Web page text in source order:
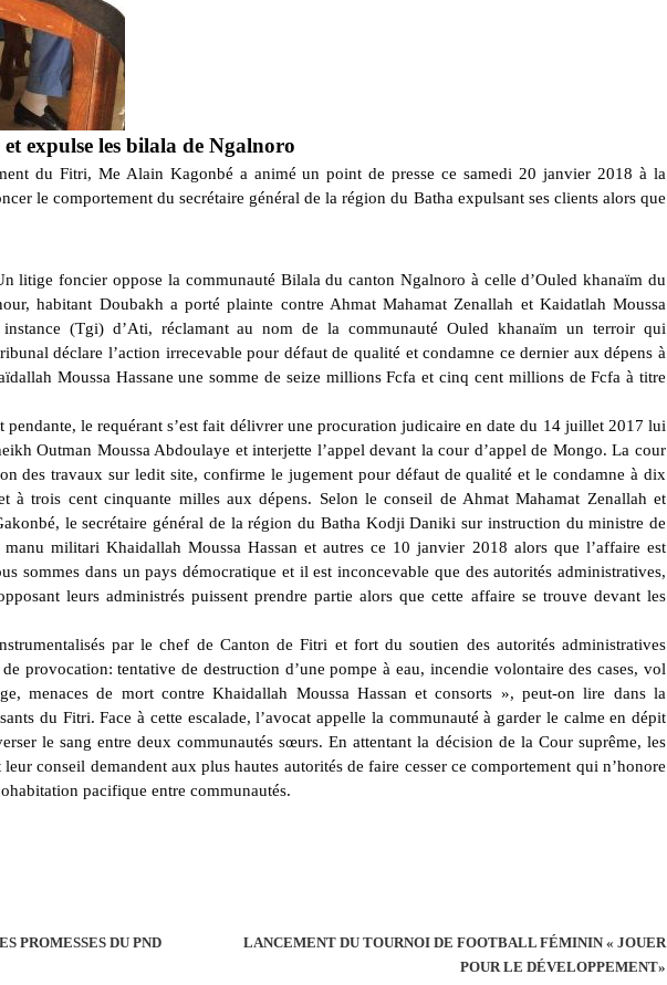
expulse les bilala de Ngalnoro
du Fitri, Me Alain Kagonbé a animé un point de presse ce samedi 20 janvier 2018 à la
le comportement du secrétaire général de la région du Batha expulsant ses clients alors que
litige foncier oppose la communauté Bilala du canton Ngalnoro à celle d’Ouled khanaïm du
habitant Doubakh a porté plainte contre Ahmat Mahamat Zenallah et Kaidatlah Moussa
(Tgi) d’Ati, réclamant au nom de la communauté Ouled khanaïm un terroir qui
déclare l’action irrecevable pour défaut de qualité et condamne ce dernier aux dépens à
Moussa Hassane une somme de seize millions Fcfa et cinq cent millions de Fcfa à titre
pendante, le requérant s’est fait délivrer une procuration judicaire en date du 14 juillet 2017 lui
Outman Moussa Abdoulaye et interjette l’appel devant la cour d’appel de Mongo. La cour
des travaux sur ledit site, confirme le jugement pour défaut de qualité et le condamne à dix
à trois cent cinquante milles aux dépens. Selon le conseil de Ahmat Mahamat Zenallah et
le secrétaire général de la région du Batha Kodji Daniki sur instruction du ministre de
militari Khaidallah Moussa Hassan et autres ce 10 janvier 2018 alors que l’affaire est
sommes dans un pays démocratique et il est inconcevable que des autorités administratives,
leurs administrés puissent prendre partie alors que cette affaire se trouve devant les
par le chef de Canton de Fitri et fort du soutien des autorités administratives
de provocation: tentative de destruction d’une pompe à eau, incendie volontaire des cases, vol
menaces de mort contre Khaidallah Moussa Hassan et consorts », peut-on lire dans la
du Fitri. Face à cette escalade, l’avocat appelle la communauté à garder le calme en dépit
le sang entre deux communautés sœurs. En attentant la décision de la Cour suprême, les
conseil demandent aux plus hautes autorités de faire cesser ce comportement qui n’honore
pacifique entre communautés.
PROMESSES DU PND
LANCEMENT DU TOURNOI DE FOOTBALL FÉMININ « JOUER
POUR LE DÉVELOPPEMENT»